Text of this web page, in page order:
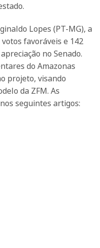
Lopes (PT-MG), a
favoráveis e 142
no Senado.
do Amazonas
projeto, visando
da ZFM. As
seguintes artigos: